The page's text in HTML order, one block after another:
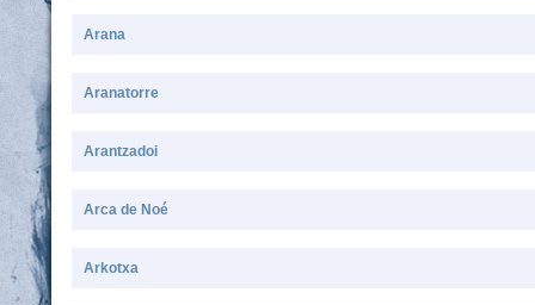
Arana
Aranatorre
Arantzadoi
Arca de Noé
Arkotxa